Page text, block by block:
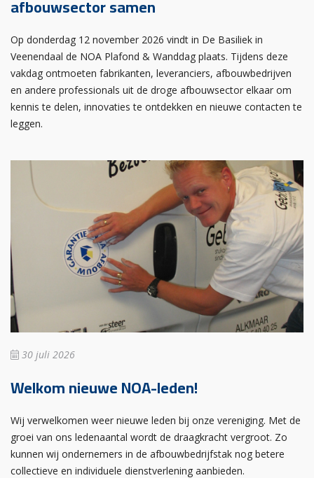
afbouwsector samen
Op donderdag 12 november 2026 vindt in De Basiliek in
Veenendaal de NOA Plafond & Wanddag plaats. Tijdens deze
vakdag ontmoeten fabrikanten, leveranciers, afbouwbedrijven
en andere professionals uit de droge afbouwsector elkaar om
kennis te delen, innovaties te ontdekken en nieuwe contacten te
leggen.
30 juli 2026
Welkom nieuwe NOA-leden!
Wij verwelkomen weer nieuwe leden bij onze vereniging. Met de
groei van ons ledenaantal wordt de draagkracht vergroot. Zo
kunnen wij ondernemers in de afbouwbedrijfstak nog betere
collectieve en individuele dienstverlening aanbieden.